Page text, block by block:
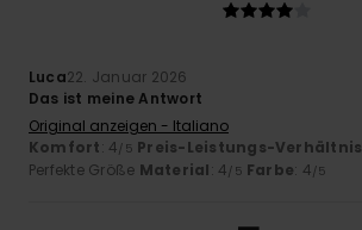
Luca22. Januar 2026
Das ist meine Antwort
Original anzeigen - Italiano
Komfort: 4/5 Preis-Leistungs-Verhältnis
Perfekte Größe Material: 4/5 Farbe: 4/5